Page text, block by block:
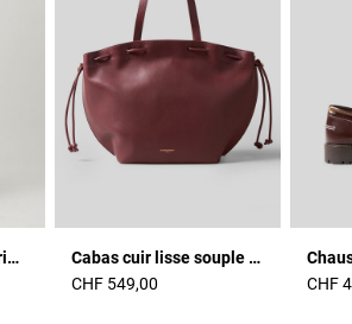
Jean droit denim imprimé
Cabas cuir lisse souple logo doré
CHF 549,00
CHF